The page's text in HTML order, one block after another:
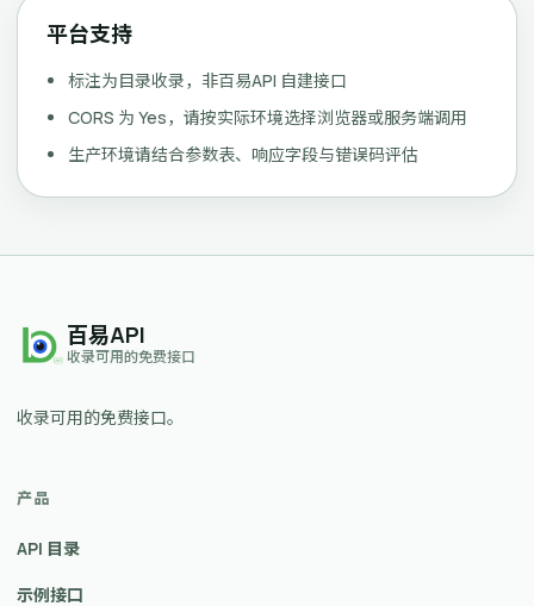
平台支持
标注为目录收录，非百易API 自建接口
CORS 为 Yes，请按实际环境选择浏览器或服务端调用
生产环境请结合参数表、响应字段与错误码评估
百易API
收录可用的免费接口
收录可用的免费接口。
产品
API 目录
示例接口